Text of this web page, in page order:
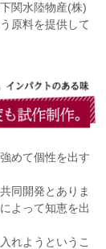
関水陸物産(株)
原料を提供して
めて個性を出す
同開発とありま
よって知恵を出
れようというこ